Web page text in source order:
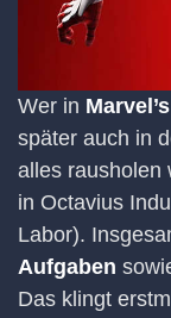
Wer in
später auch in
alles rausholen
in Octavius
Labor).
Aufgaben
Das klingt